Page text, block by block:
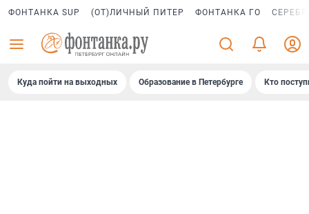
ФОНТАНКА SUP (ОТ)ЛИЧНЫЙ ПИТЕР ФОНТАНКА ГО
Куда пойти на выходных Образование в Петербурге Кто